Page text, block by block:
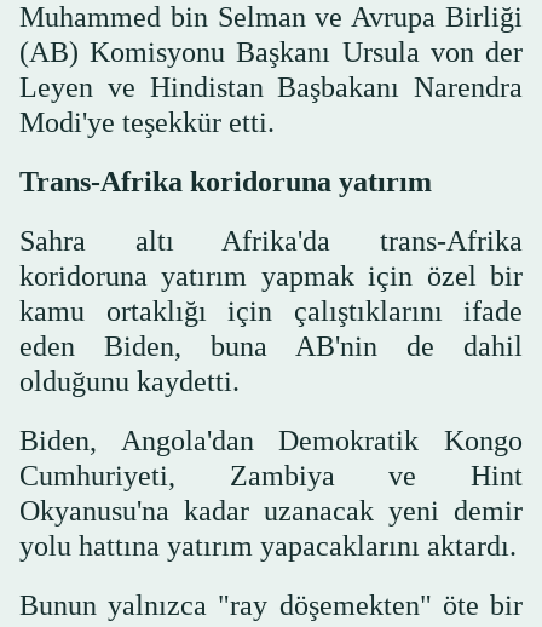
Muhammed bin Selman ve Avrupa Birliği
(AB) Komisyonu Başkanı Ursula von der
Leyen ve Hindistan Başbakanı Narendra
Modi'ye teşekkür etti.
Trans-Afrika koridoruna yatırım
Sahra altı Afrika'da trans-Afrika
koridoruna yatırım yapmak için özel bir
kamu ortaklığı için çalıştıklarını ifade
eden Biden, buna AB'nin de dahil
olduğunu kaydetti.
Biden, Angola'dan Demokratik Kongo
Cumhuriyeti, Zambiya ve Hint
Okyanusu'na kadar uzanacak yeni demir
yolu hattına yatırım yapacaklarını aktardı.
Bunun yalnızca "ray döşemekten" öte bir